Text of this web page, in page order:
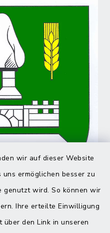
wir auf dieser Website
ermöglichen besser zu
genutzt wird. So können wir
Ihre erteilte Einwilligung
den Link in unseren